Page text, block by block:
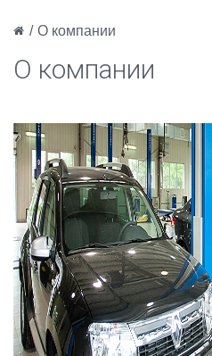
/ О компании
О компании